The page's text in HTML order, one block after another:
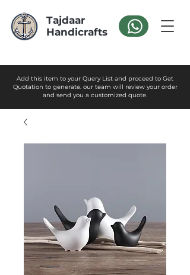
Tajdaar
Handicrafts
Add this item to your Query List and proceed to Get
Quotation to generate. our team will review your order
and send you a customized quote.